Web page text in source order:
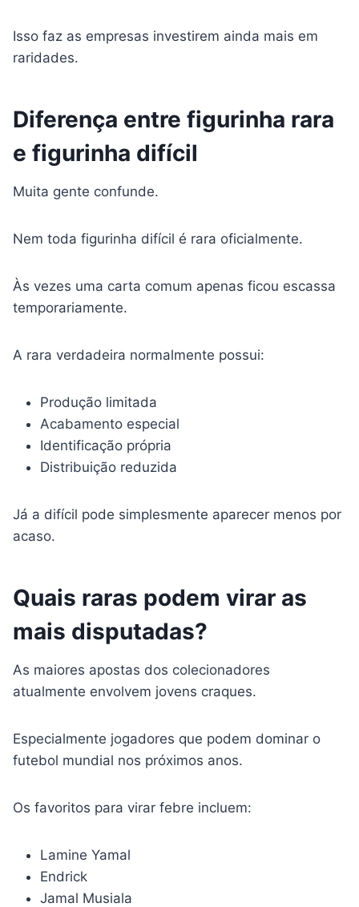
Isso faz as empresas investirem ainda mais em
raridades.
Diferença entre figurinha rara
e figurinha difícil
Muita gente confunde.
Nem toda figurinha difícil é rara oficialmente.
Às vezes uma carta comum apenas ficou escassa
temporariamente.
A rara verdadeira normalmente possui:
Produção limitada
Acabamento especial
Identificação própria
Distribuição reduzida
Já a difícil pode simplesmente aparecer menos por
acaso.
Quais raras podem virar as
mais disputadas?
As maiores apostas dos colecionadores
atualmente envolvem jovens craques.
Especialmente jogadores que podem dominar o
futebol mundial nos próximos anos.
Os favoritos para virar febre incluem:
Lamine Yamal
Endrick
Jamal Musiala